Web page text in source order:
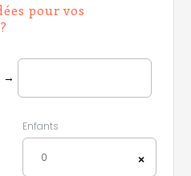
pour vos
→
Enfants
×
0